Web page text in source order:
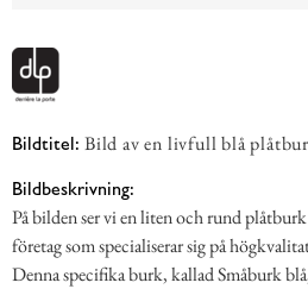
Bildtitel: Bild av en livfull blå
Bildbeskrivning:
På bilden ser vi en liten och rund
företag som specialiserar sig på
Denna specifika burk, kallad Småburk